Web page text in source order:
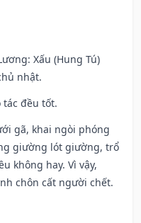
Xấu (Hung Tú)
nhật.
tác đều tốt.
gã, khai ngòi phóng
giường lót giường, trổ
không hay. Vì vậy,
chôn cất người chết.